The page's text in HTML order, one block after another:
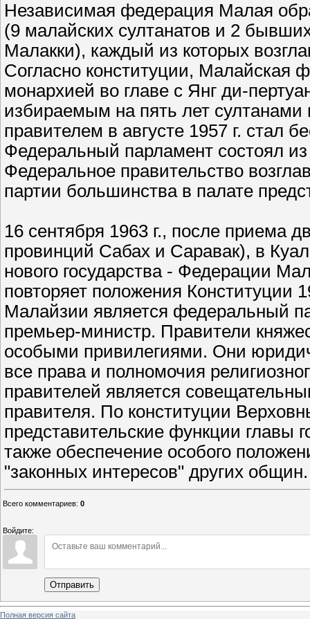
Независимая федерация Малая
(9 малайских султанатов и 2
Малакки), каждый из которых
Согласно конституции, Малайская
монархией во главе с Янг ди-
избираемым на пять лет
правителем в августе 1957 г. стал
Федеральный парламент состоял
Федеральное правительство
партии большинства в палате
16 сентября 1963 г., после приема
провинций Сабах и Саравак), в
нового государства - Федерации
повторяет положения Конституции
Малайзии является федеральный
премьер-министр. Правители
особыми привилегиями. Они
все права и полномочия
правителей является
правителя. По конституции
представительские функции главы
также обеспечение особого
"законных интересов" других общин.
Всего комментариев: 0
Войдите:
Отправить
Полная версия сайта